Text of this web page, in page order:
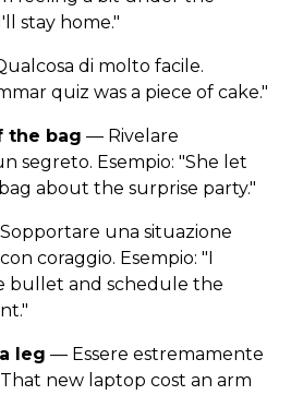
stay home."
di molto facile.
quiz was a piece of cake."
the bag — Rivelare
segreto. Esempio: "She let
about the surprise party."
una situazione
coraggio. Esempio: "I
bullet and schedule the
leg — Essere estremamente
new laptop cost an arm